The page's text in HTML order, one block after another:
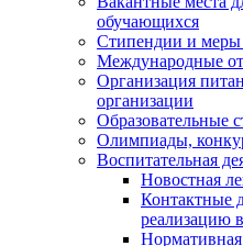
обучающихся
Стипендии и
Международные
Организация
организации
Образовательные
Олимпиады,
Воспитательная
Новостная
Контактные
реализацию
Нормативная